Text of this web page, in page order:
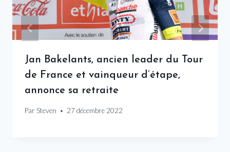
Jan Bakelants, ancien leader du Tour
de France et vainqueur d’étape,
annonce sa retraite
Par Steven 27 décembre 2022